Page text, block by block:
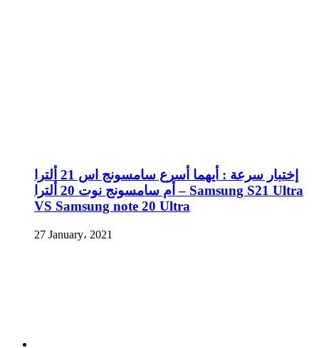
إختبار سرعة : أيهما أسرع سامسونج اس 21 ألترا
أم سامسونج نوت 20 ألترا – Samsung S21 Ultra
VS Samsung note 20 Ultra
27 January، 2021